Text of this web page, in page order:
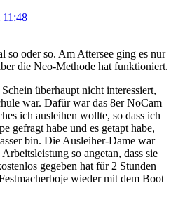
11:48
so oder so. Am Attersee ging es nur
die Neo-Methode hat funktioniert.
überhaupt nicht interessiert,
war. Dafür war das 8er NoCam
ich ausleihen wollte, so dass ich
gefragt habe und es getapt habe,
bin. Die Ausleiher-Dame war
so angetan, dass sie
gegeben hat für 2 Stunden
wieder mit dem Boot